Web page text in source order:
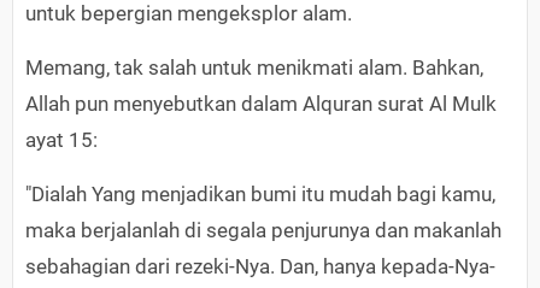
untuk bepergian mengeksplor alam.
Memang, tak salah untuk menikmati alam. Bahkan,
Allah pun menyebutkan dalam Alquran surat Al Mulk
ayat 15:
"Dialah Yang menjadikan bumi itu mudah bagi kamu,
maka berjalanlah di segala penjurunya dan makanlah
sebahagian dari rezeki-Nya. Dan, hanya kepada-Nya-